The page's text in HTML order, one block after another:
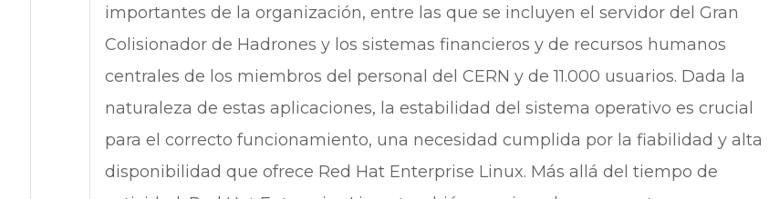
importantes de la organización, entre las que se incluyen el servidor del Gran
Colisionador de Hadrones y los sistemas financieros y de recursos humanos
centrales de los miembros del personal del CERN y de 11.000 usuarios. Dada la
naturaleza de estas aplicaciones, la estabilidad del sistema operativo es crucial
para el correcto funcionamiento, una necesidad cumplida por la fiabilidad y alta
disponibilidad que ofrece Red Hat Enterprise Linux. Más allá del tiempo de